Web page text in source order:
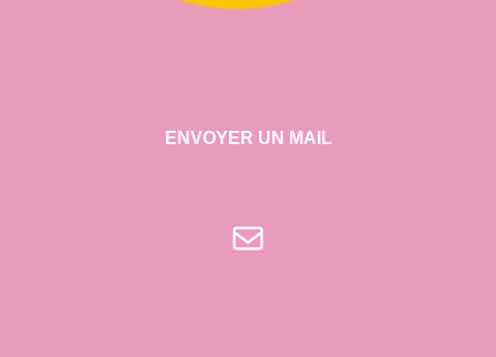
ENVOYER UN MAIL
E-mail